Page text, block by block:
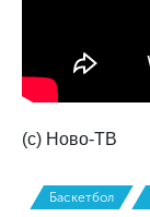
(с) Ново-ТВ
Баскетбол